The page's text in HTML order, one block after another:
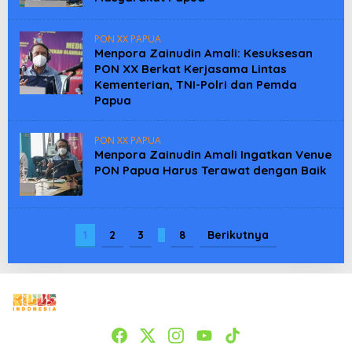
PON XX PAPUA
Menpora Zainudin Amali: Kesuksesan
PON XX Berkat Kerjasama Lintas
Kementerian, TNI-Polri dan Pemda
Papua
PON XX PAPUA
Menpora Zainudin Amali Ingatkan Venue
PON Papua Harus Terawat dengan Baik
1 2 3 … 8 Berikutnya